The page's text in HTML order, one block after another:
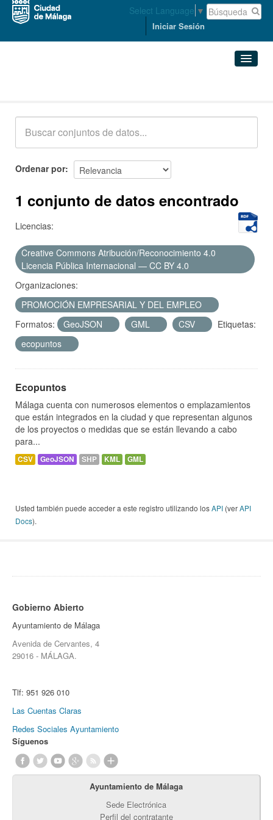
Select Language ▼
Iniciar Sesión
Acerca de
Ordenar por
1 conjunto de datos encontrado
Licencias:
Creative Commons Atribución/Reconocimiento 4.0
Licencia Pública Internacional — CC BY 4.0
Organizaciones:
PROMOCIÓN EMPRESARIAL Y DEL EMPLEO
Formatos:
GeoJSON GML CSV
Etiquetas:
ecopuntos
Ecopuntos
Málaga cuenta con numerosos elementos o emplazamientos
que están integrados en la ciudad y que representan algunos
de los proyectos o medidas que se están llevando a cabo
para...
CSV GeoJSON SHP KML GML
Usted también puede acceder a este registro utilizando losAPI (verAPI
Docs).
Gobierno Abierto
Ayuntamiento de Málaga
Avenida de Cervantes, 4
29016 - MÁLAGA.
Tlf: 951 926 010
Las Cuentas Claras
Redes Sociales Ayuntamiento
Síguenos
Ayuntamiento de Málaga
Sede Electrónica
Perfil del contratante